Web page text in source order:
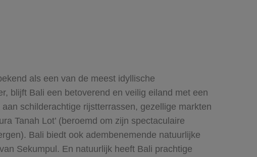
als een van de meest idyllische
blijft Bali een betoverend en veilig eiland met een
schilderachtige rijstterrassen, gezellige markten
Tanah Lot’ (beroemd om zijn spectaculaire
Bali biedt ook adembenemende natuurlijke
Sekumpul. En natuurlijk heeft Bali prachtige